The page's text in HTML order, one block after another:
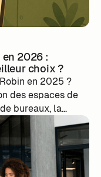
2026 :
choix ?
en 2025 ?
des espaces de
bureaux, la
des visiteurs.
besoin de plus
Elles
qui intègre le